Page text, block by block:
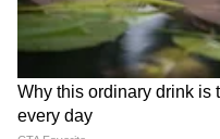
रस्त्यांवरून
आहे. **किंमत:** याची
रुपयांच्या दरम्यान
आणि रस्त्याच्या